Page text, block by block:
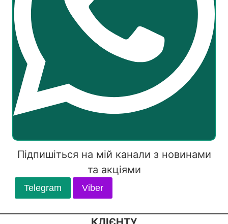
Підпишіться на мій канали з новинами
та акціями
Telegram Viber